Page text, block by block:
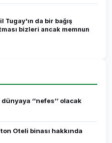
Tugay'ın da bir bağış
bizleri ancak memnun
‘’nefes’’ olacak
Oteli binası hakkında